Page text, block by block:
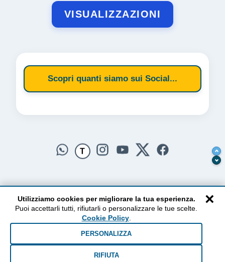
VISUALIZZAZIONI
Scopri quanti siamo sui Social...
T
AlzogliOcchiversoilCielo
Dal 2010 ad oggi • Testi e pensieri tra terra e cielo
×
Utilizziamo cookies per migliorare la tua esperienza.
Puoi accettarli tutti, rifiutarli o personalizzare le tue scelte.
Cookie Policy.
PERSONALIZZA
RIFIUTA